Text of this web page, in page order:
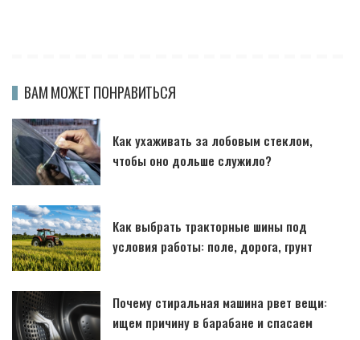
ВАМ МОЖЕТ ПОНРАВИТЬСЯ
Как ухаживать за лобовым стеклом,
чтобы оно дольше служило?
Как выбрать тракторные шины под
условия работы: поле, дорога, грунт
Почему стиральная машина рвет вещи:
ищем причину в барабане и спасаем